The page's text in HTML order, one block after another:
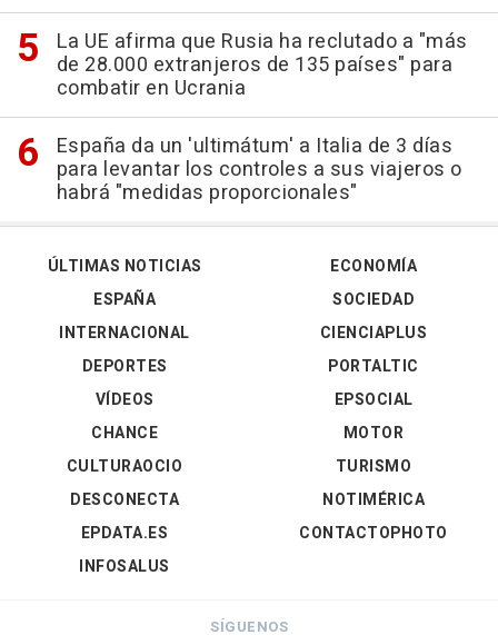
La UE afirma que Rusia ha reclutado a "más
de 28.000 extranjeros de 135 países" para
combatir en Ucrania
España da un 'ultimátum' a Italia de 3 días
para levantar los controles a sus viajeros o
habrá "medidas proporcionales"
ÚLTIMAS NOTICIAS
ESPAÑA
INTERNACIONAL
DEPORTES
VÍDEOS
ECONOMÍA
SOCIEDAD
CIENCIAPLUS
PORTALTIC
EPSOCIAL
CHANCE
CULTURAOCIO
DESCONECTA
EPDATA.ES
INFOSALUS
MOTOR
TURISMO
NOTIMÉRICA
CONTACTOPHOTO
SÍGUENOS